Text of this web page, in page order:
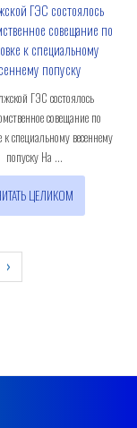
ГЭС состоялось
совещание по
к специальному
попуску
ГЭС состоялось
совещание по
к специальному весеннему
попуску На ...
ЦЕЛИКОМ
›